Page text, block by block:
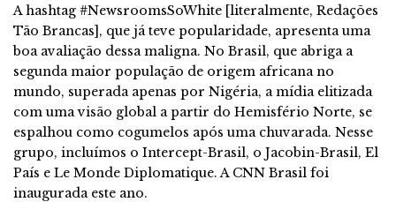
A hashtag #NewsroomsSoWhite [literalmente, Redações
Tão Brancas], que já teve popularidade, apresenta uma
boa avaliação dessa maligna. No Brasil, que abriga a
segunda maior população de origem africana no
mundo, superada apenas por Nigéria, a mídia elitizada
com uma visão global a partir do Hemisfério Norte, se
espalhou como cogumelos após uma chuvarada. Nesse
grupo, incluímos o Intercept-Brasil, o Jacobin-Brasil, El
País e Le Monde Diplomatique. A CNN Brasil foi
inaugurada este ano.